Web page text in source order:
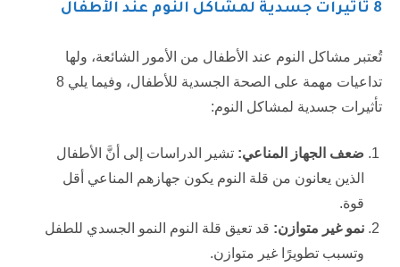
8 تأثيرات جسدية لمشاكل النوم عند الأطفال
تُعتبر مشاكل النوم عند الأطفال من الأمور الشائعة، ولها
تداعيات مهمة على الصحة الجسدية للأطفال، وفيما يلي 8
تأثيرات جسدية لمشاكل النوم:
ضعف الجهاز المناعي: تشير الدراسات إلى أنَّ الأطفال
الذين يعانون من قلة النوم يكون جهازهم المناعي أقل
قوة.
نمو غير متوازن: قد تعيق قلة النوم النمو الجسدي للطفل
وتسبب تطويرًا غير متوازن.